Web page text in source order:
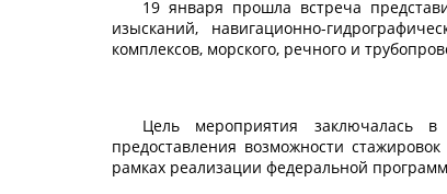
19 января прошла встреча
изысканий, навигационно-
комплексов, морского, речного и
Цель мероприятия заключалась в
предоставления возможности
рамках реализации федеральной